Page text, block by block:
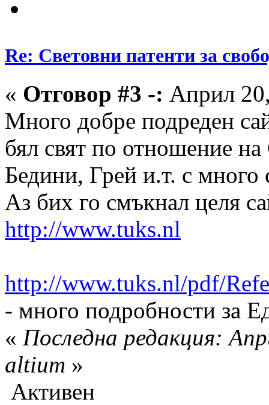
Re: Световни патенти за
« Отговор #3 -: Април
Много добре подреден
бял свят по отношение
Бедини, Грей и.т. с
Аз бих го смъкнал целя
http://www.tuks.nl
http://www.tuks.nl/pdf/
- много подробности за
« Последна редакция:
altium »
Активен